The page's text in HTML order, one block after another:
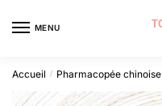
MENU
Accueil / Pharmacopée chinoise